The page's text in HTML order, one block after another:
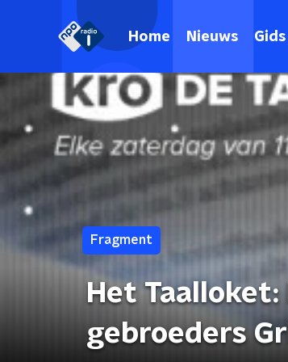
Home Nieuws Gids
Fragment
Het
gebroeders